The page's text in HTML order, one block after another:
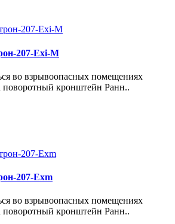
207-Exi-М
во взрывоопасных помещениях
поворотный кронштейн Ранн..
207-Exm
во взрывоопасных помещениях
поворотный кронштейн Ранн..